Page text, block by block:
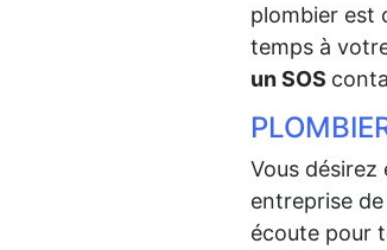
plombier est
temps à
un SOS
Vous
entreprise de
écoute pour